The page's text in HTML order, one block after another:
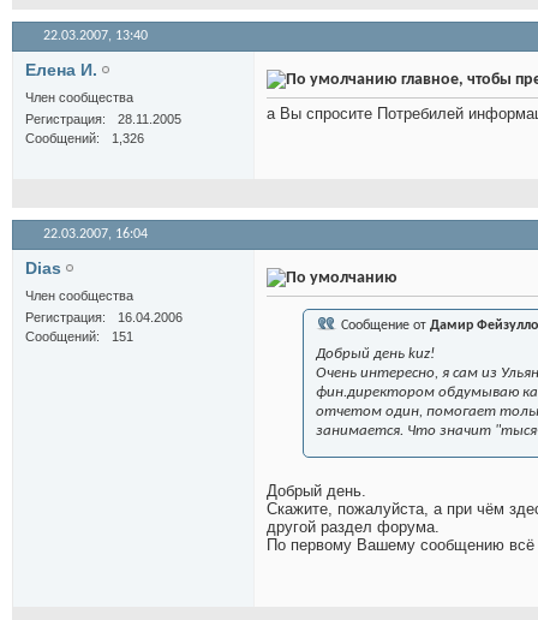
22.03.2007, 13:40
Елена И.
Член сообщества
Регистрация
28.11.2005
Сообщений
1,326
главное, чтобы
а Вы спросите Потребилей
22.03.2007, 16:04
Dias
Член сообщества
Регистрация
16.04.2006
Сообщений
151
Сообщение от Дамир
Добрый день kuz!
Очень интересно, я сам из
фин.директором обдумываю
отчетом один, помогает
занимается. Что значит
Добрый день.
Скажите, пожалуйста, а при чём
другой раздел форума.
По первому Вашему сообщению всё